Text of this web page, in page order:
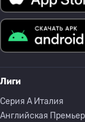
Лиги
Серия A Италия
Английская